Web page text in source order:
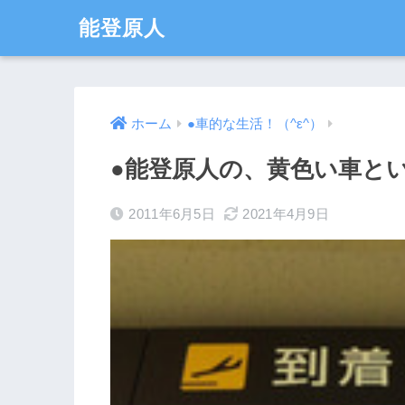
能登原人
ホーム ●車的な生活！（^ε^）
●能登原人の、黄色い車と
2011年6月5日 2021年4月9日